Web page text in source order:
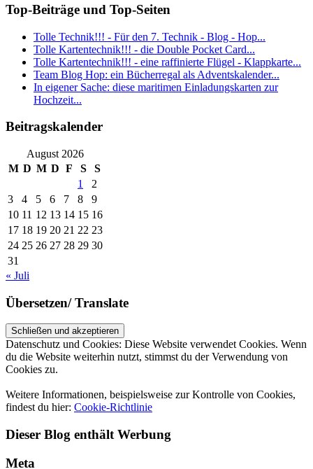
Top-Beiträge und Top-Seiten
Tolle Technik!!! - Für den 7. Technik - Blog - Hop...
Tolle Kartentechnik!!! - die Double Pocket Card...
Tolle Kartentechnik!!! - eine raffinierte Flügel - Klappkarte...
Team Blog Hop: ein Bücherregal als Adventskalender...
In eigener Sache: diese maritimen Einladungskarten zur
Hochzeit...
Beitragskalender
August 2026
M D M D F S
S
1
2
3
4 5 6 7 8
9
10 11 12 13 14 15 16
17 18 19 20 21 22 23
24 25 26 27 28 29 30
31
« Juli
Übersetzen/ Translate
Datenschutz und Cookies: Diese Website verwendet Cookies. Wenn
du die Website weiterhin nutzt, stimmst du der Verwendung von
Cookies zu.
Weitere Informationen, beispielsweise zur Kontrolle von Cookies,
findest du hier: Cookie-Richtlinie
Dieser Blog enthält Werbung
Meta